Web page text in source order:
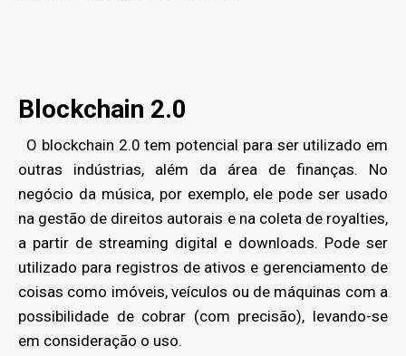
Blockchain 2.0
O blockchain 2.0 tem potencial para ser utilizado em
outras indústrias, além da área de finanças. No
negócio da música, por exemplo, ele pode ser usado
na gestão de direitos autorais e na coleta de royalties,
a partir de streaming digital e downloads. Pode ser
utilizado para registros de ativos e gerenciamento de
coisas como imóveis, veículos ou de máquinas com a
possibilidade de cobrar (com precisão), levando-se
em consideração o uso.